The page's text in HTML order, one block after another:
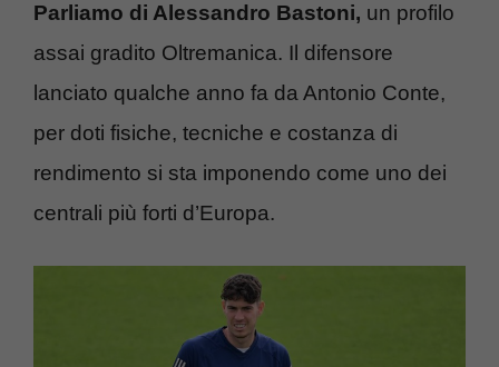
Parliamo di Alessandro Bastoni, un profilo
assai gradito Oltremanica. Il difensore
lanciato qualche anno fa da Antonio Conte,
per doti fisiche, tecniche e costanza di
rendimento si sta imponendo come uno dei
centrali più forti d’Europa.